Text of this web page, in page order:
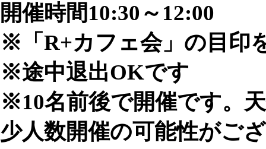
開催時間10:30～12:00
※「R+カフェ会」の目印
※途中退出OKです
※10名前後で開催です。
少人数開催の可能性がご